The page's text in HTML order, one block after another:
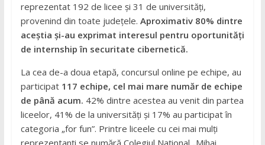
reprezentat 192 de licee și 31 de universități,
provenind din toate județele. Aproximativ 80% dintre
aceștia și-au exprimat interesul pentru oportunități
de internship în securitate cibernetică.
La cea de-a doua etapă, concursul online pe echipe, au
participat 117 echipe, cel mai mare număr de echipe
de până acum. 42% dintre acestea au venit din partea
liceelor, 41% de la universități și 17% au participat în
categoria „for fun”. Printre liceele cu cei mai mulți
reprezentanți se numără Colegiul Național „Mihai